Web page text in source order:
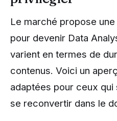
Le marché propose
pour devenir Data
varient en termes de
contenus. Voici un
adaptées pour ceux qui
se reconvertir dans le